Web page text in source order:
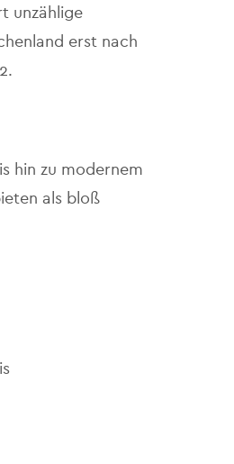
unzählige
erst nach
hin zu modernem
als bloß